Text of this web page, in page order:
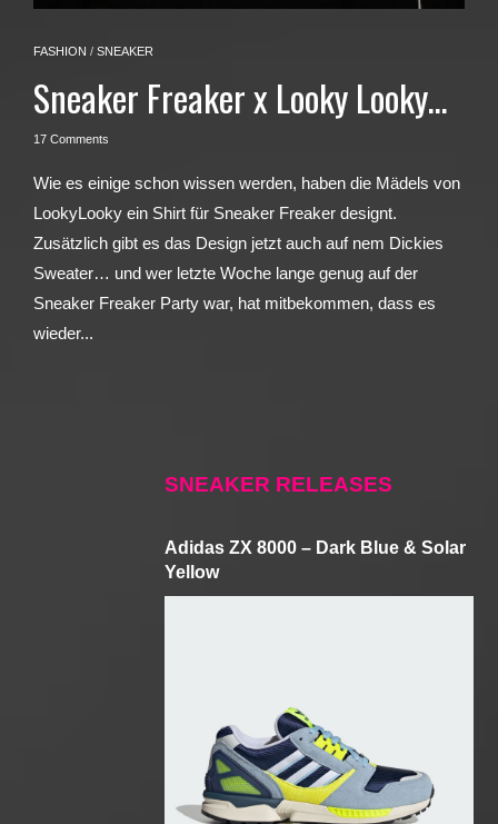
FASHION / SNEAKER
Sneaker Freaker x Looky Looky…
17 Comments
Wie es einige schon wissen werden, haben die Mädels von
LookyLooky ein Shirt für Sneaker Freaker designt.
Zusätzlich gibt es das Design jetzt auch auf nem Dickies
Sweater… und wer letzte Woche lange genug auf der
Sneaker Freaker Party war, hat mitbekommen, dass es
wieder...
SNEAKER RELEASES
Adidas ZX 8000 – Dark Blue & Solar
Yellow